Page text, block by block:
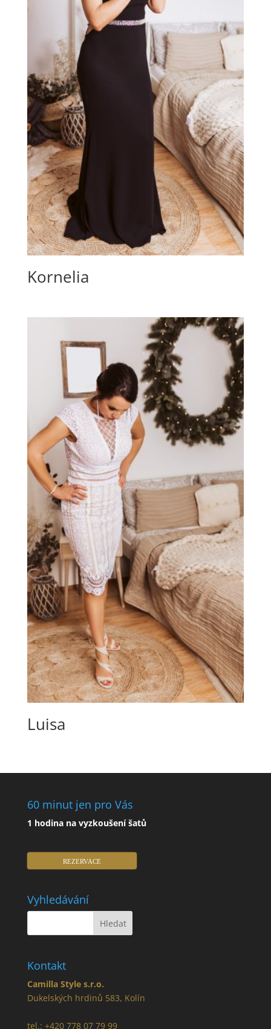
Kornelia
Luisa
60 minut jen pro Vás
1 hodina na vyzkoušení šatů
REZERVACE
Vyhledávání
Kontakt
Camilla Style s.r.o.
Dukelských hrdinů 583, Kolín
tel.: +420 778 07 79 99